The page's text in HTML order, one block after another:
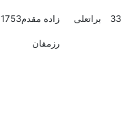
33 براتعلی زاده مقدم
رزمقان
1753